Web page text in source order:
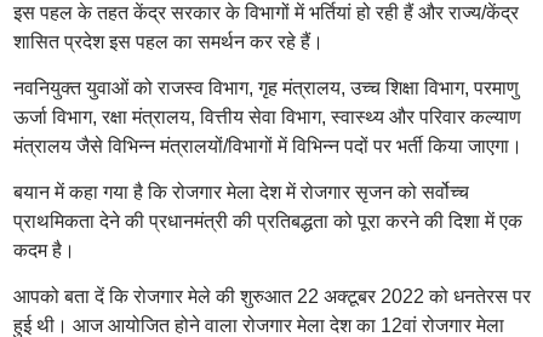
इस पहल के तहत केंद्र सरकार के विभागों में भर्तियां हो रही हैं और राज्य/केंद्र
शासित प्रदेश इस पहल का समर्थन कर रहे हैं।
नवनियुक्त युवाओं को राजस्व विभाग, गृह मंत्रालय, उच्च शिक्षा विभाग, परमाणु
ऊर्जा विभाग, रक्षा मंत्रालय, वित्तीय सेवा विभाग, स्वास्थ्य और परिवार कल्याण
मंत्रालय जैसे विभिन्न मंत्रालयों/विभागों में विभिन्न पदों पर भर्ती किया जाएगा।
बयान में कहा गया है कि रोजगार मेला देश में रोजगार सृजन को सर्वोच्च
प्राथमिकता देने की प्रधानमंत्री की प्रतिबद्धता को पूरा करने की दिशा में एक
कदम है।
आपको बता दें कि रोजगार मेले की शुरुआत 22 अक्टूबर 2022 को धनतेरस पर
हुई थी। आज आयोजित होने वाला रोजगार मेला देश का 12वां रोजगार मेला